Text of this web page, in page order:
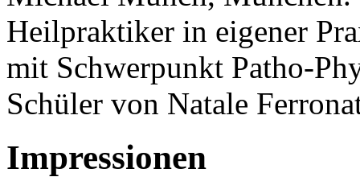
Heilpraktiker in eigener
mit Schwerpunkt Patho-
Schüler von Natale
Impressionen